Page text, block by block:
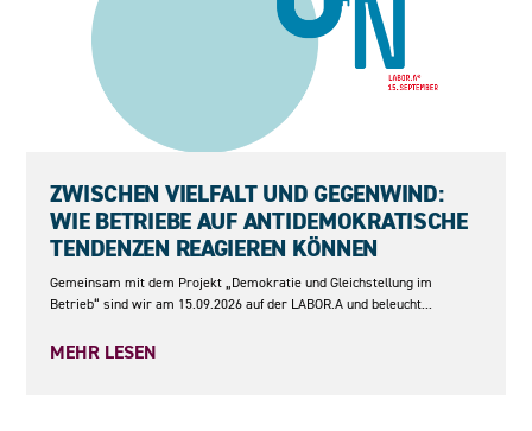
ZWISCHEN VIELFALT UND GEGENWIND:
WIE BETRIEBE AUF ANTIDEMOKRATISCHE
TENDENZEN REAGIEREN KÖNNEN
Gemeinsam mit dem Projekt „Demokratie und Gleichstellung im
Betrieb“ sind wir am 15.09.2026 auf der LABOR.A und beleucht...
MEHR LESEN